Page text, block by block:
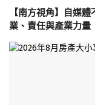
【南方視角】自媒
業、責任與產業力量